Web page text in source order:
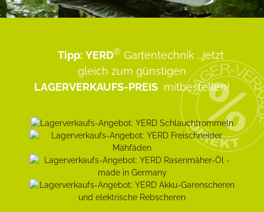
Tipp: YERD® Gartentechnik ...jetzt
gleich zum günstigen
LAGERVERKAUFS-PREIS mitbestellen!